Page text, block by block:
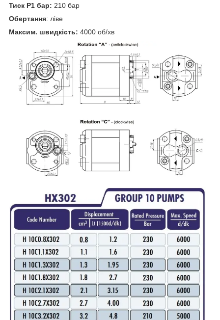
Тиск P1 бар: 210 бар
Обертання: ліве
Максим. швидкість: 4000 об/хв